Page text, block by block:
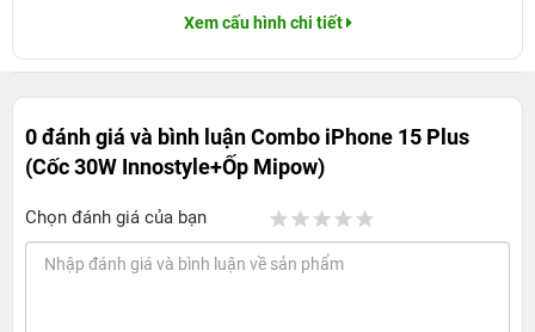
Xem cấu hình chi tiết
0 đánh giá và bình luậnCombo iPhone 15 Plus
(Cốc 30W Innostyle+Ốp Mipow)
Chọn đánh giá của bạn